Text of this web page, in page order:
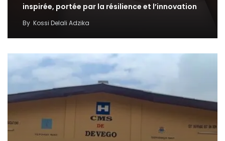
inspirée, portée par la résilience et l’innovation
By Kossi Delali Adzika